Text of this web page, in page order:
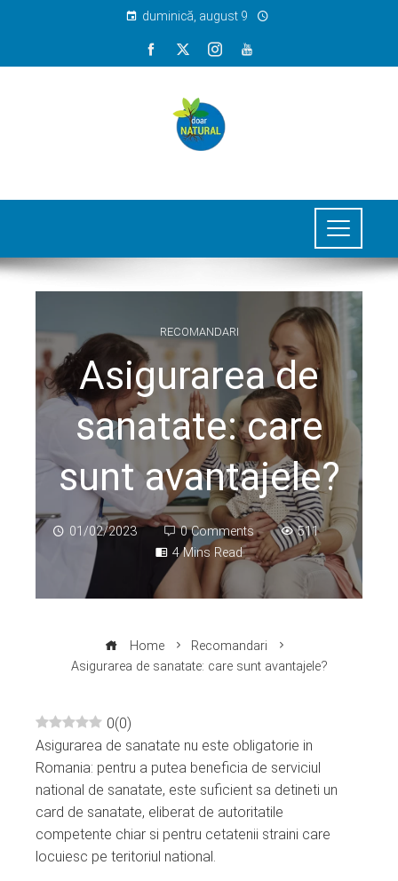
duminică, august 9
RECOMANDARI
Asigurarea de
sanatate: care
sunt avantajele?
01/02/2023 0 Comments
511
4 Mins Read
Home
Recomandari
Asigurarea de sanatate: care sunt avantajele?
0(0)
Asigurarea de sanatate nu este obligatorie in
Romania: pentru a putea beneficia de serviciul
national de sanatate, este suficient sa detineti un
card de sanatate, eliberat de autoritatile
competente chiar si pentru cetatenii straini care
locuiesc pe teritoriul national.